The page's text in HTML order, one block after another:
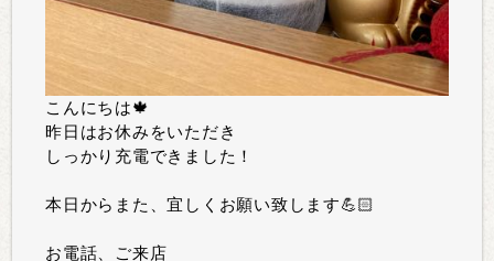
こんにちは🍁
昨日はお休みをいただき
しっかり充電できました！
本日からまた、宜しくお願い致します💪🏻
お電話、ご来店